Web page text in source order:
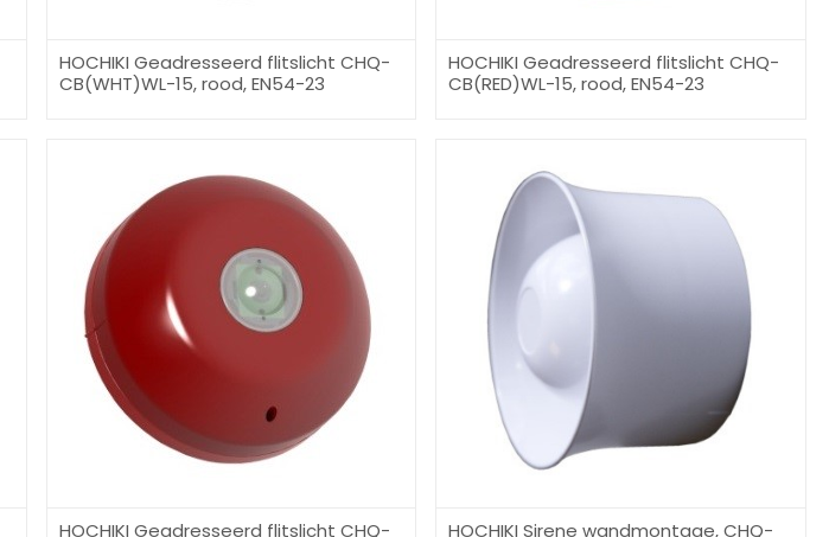
HOCHIKI Geadresseerd flitslicht CHQ-
CB(WHT)WL-15, rood, EN54-23
HOCHIKI Geadresseerd flitslicht CHQ-
CB(RED)WL-15, rood, EN54-23
HOCHIKI Geadresseerd flitslicht CHQ-
HOCHIKI Sirene wandmontage, CHQ-